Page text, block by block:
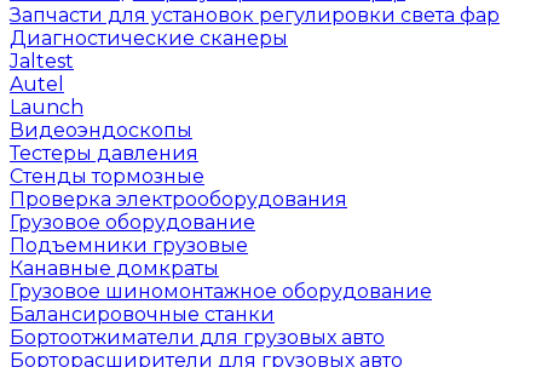
Запчасти для установок регулировки света фар
Диагностические сканеры
Jaltest
Autel
Launch
Видеоэндоскопы
Тестеры давления
Стенды тормозные
Проверка электрооборудования
Грузовое оборудование
Подъемники грузовые
Канавные домкраты
Грузовое шиномонтажное оборудование
Балансировочные станки
Бортоотжиматели для грузовых авто
Борторасширители для грузовых авто